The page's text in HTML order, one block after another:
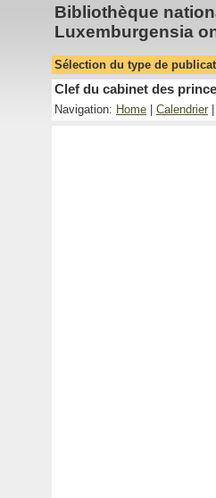
Bibliothèque
Luxemburgensia
Sélection du type de
Clef du cabinet des
Navigation: Home Calendrier